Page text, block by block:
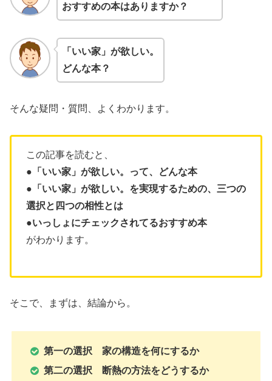
おすすめの本はありますか？
「いい家」が欲しい。
どんな本？
そんな疑問・質問、よくわかります。
この記事を読むと、
●「いい家」が欲しい。って、どんな本
●「いい家」が欲しい。を実現するための、三つの
選択と四つの相性とは
●いっしょにチェックされてるおすすめ本
がわかります。
そこで、まずは、結論から。
第一の選択 家の構造を何にするか
第二の選択 断熱の方法をどうするか